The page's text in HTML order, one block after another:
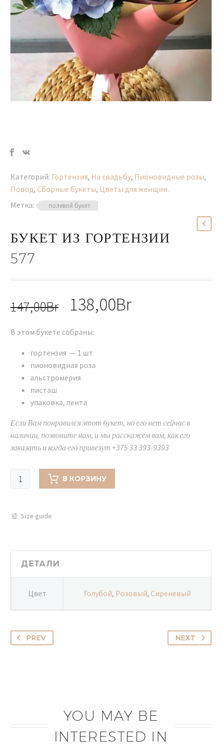
Категорий: Гортензия, На свадьбу, Пионовидные розы,
Повод, Сборные букеты, Цветы для женщин.
Метка:
полевой букет
БУКЕТ ИЗ ГОРТЕНЗИИ
577
147,00Br
Первоначальная
составляла
147,00Br.
138,00BrТекущая
В этом букете собраны:
гортензия — 1 шт
пионовидная роза
альстромерия
писташ
упаковка, лента
Если Вам понравился этот букет, но его нет сейчас в
наличии, позвоните нам, и мы расскажем вам, как его
заказать и когда его привезут +375 33 393-9393
Количество
товара
из
В КОРЗИНУ
Size guide
ДЕТАЛИ
Цвет Голубой, Розовый, Сиреневый
PREV NEXT
YOU MAY BE
INTERESTED IN